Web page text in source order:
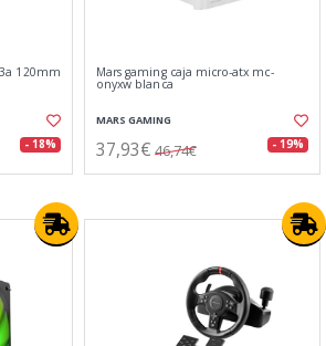
120mm
- 18%
Mars gaming caja micro-atx mc-
onyxw blanca
MARS GAMING
37,93€ 46,74€ - 19%